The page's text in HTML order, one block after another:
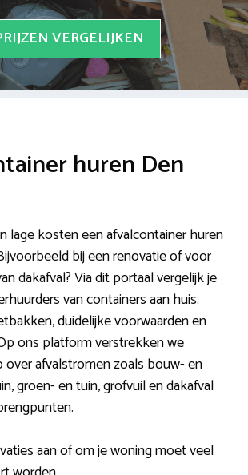
VERGELIJKEN
huren Den
lage kosten een afvalcontainer huren
bij een renovatie of voor
dakafval? Via dit portaal vergelijk je
van containers aan huis.
duidelijke voorwaarden en
ons platform verstrekken we
over afvalstromen zoals bouw- en
groen- en tuin, grofvuil en dakafval
aan of om je woning moet veel